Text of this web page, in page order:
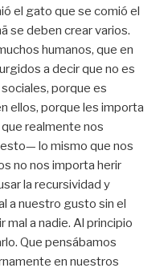
el gato que se comió el
se deben crear varios.
humanos, que en
a decir que no es
porque es
ellos, porque les importa
realmente nos
lo mismo que nos
no nos importa herir
la recursividad y
a nuestro gusto sin el
a nadie. Al principio
Que pensábamos
en nuestros